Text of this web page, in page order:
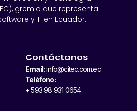
gremio que representa
y TI en Ecuador.
Contáctanos
Email:info@citec.com.ec
Teléfono:
+ 593 98 931 0654